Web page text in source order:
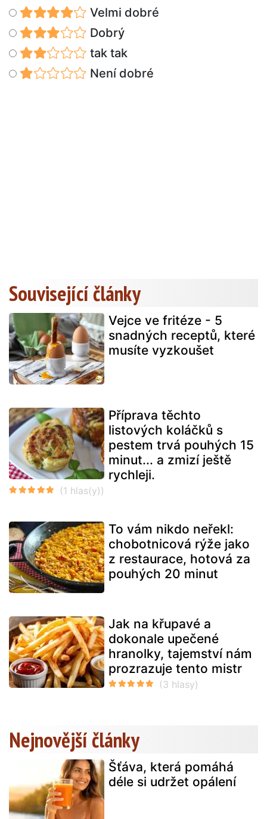
Velmi dobré
Dobrý
tak tak
Není dobré
Související články
Vejce ve fritéze - 5
snadných receptů, které
musíte vyzkoušet
Příprava těchto
listových koláčků s
pestem trvá pouhých 15
minut... a zmizí ještě
rychleji.
To vám nikdo neřekl:
chobotnicová rýže jako
z restaurace, hotová za
pouhých 20 minut
Jak na křupavé a
dokonale upečené
hranolky, tajemství nám
prozrazuje tento mistr
Nejnovější články
Šťáva, která pomáhá
déle si udržet opálení